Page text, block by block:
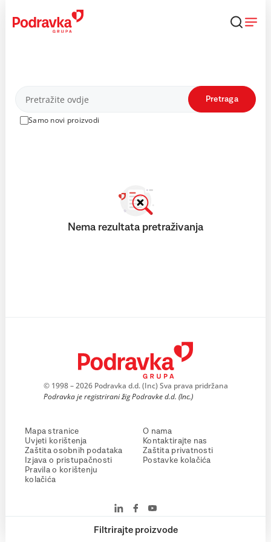
content
Proizvodi
Samo novi proizvodi
Pretraga
Filtrirajte proizvode
Nema rezultata pretraživanja
© 1998 – 2026 Podravka d.d. (Inc) Sva prava pridržana
Podravka je registrirani žig Podravke d.d. (Inc.)
Mapa stranice
Uvjeti korištenja
Zaštita osobnih podataka
Izjava o pristupačnosti
Pravila o korištenju
kolačića
O nama
Kontaktirajte nas
Zaštita privatnosti
Postavke kolačića